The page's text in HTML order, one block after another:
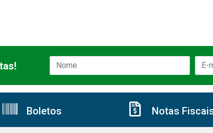
Boletos Notas